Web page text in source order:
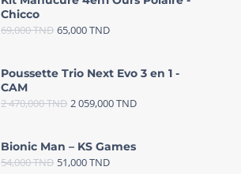
Chicco
69,000TND 65,000TND
Poussette Trio Next Evo 3 en 1 -
CAM
2 470,000TND 2 059,000TND
Bionic Man – KS Games
54,000TND 51,000TND